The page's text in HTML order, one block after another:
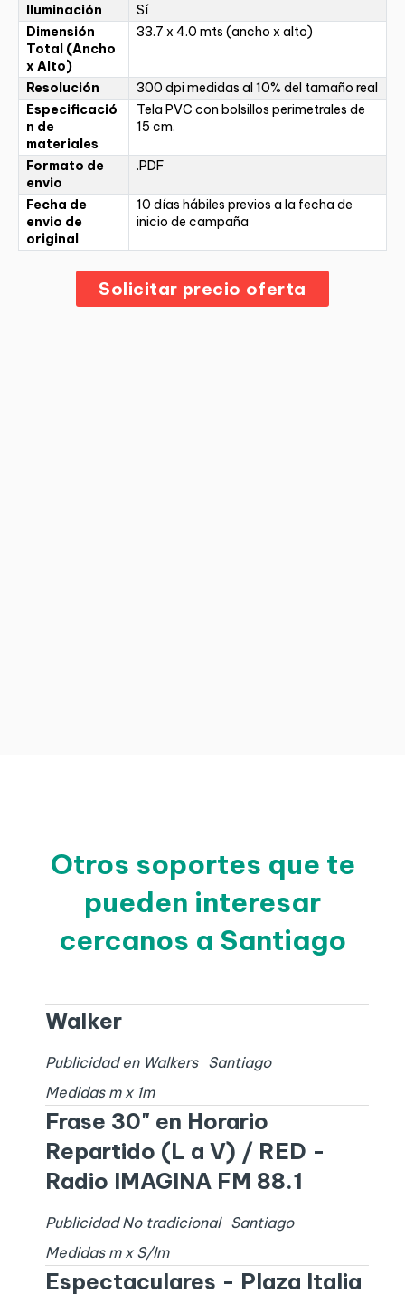
Iluminación
Sí
Dimensión
Total (Ancho
x Alto)
33.7 x 4.0 mts (ancho x alto)
Resolución
300 dpi medidas al 10% del tamaño real
Especificació
n de
materiales
Tela PVC con bolsillos perimetrales de
15 cm.
Formato de
envio
.PDF
Fecha de
envio de
original
10 días hábiles previos a la fecha de
inicio de campaña
Solicitar precio oferta
Otros soportes que te
pueden interesar
cercanos a Santiago
Walker
Publicidad en Walkers
Santiago
Medidas m x 1m
Frase 30" en Horario
Repartido (L a V) / RED -
Radio IMAGINA FM 88.1
Publicidad No tradicional
Santiago
Medidas m x S/Im
Espectaculares - Plaza Italia